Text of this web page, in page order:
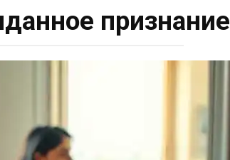
признание